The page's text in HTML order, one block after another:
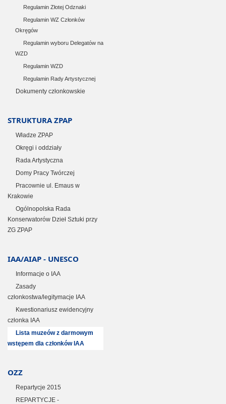
Regulamin Złotej Odznaki
Regulamin WZ Członków
Okręgów
Regulamin wyboru Delegatów na
WZD
Regulamin WZD
Regulamin Rady Artystycznej
Dokumenty członkowskie
STRUKTURA ZPAP
Władze ZPAP
Okręgi i oddziały
Rada Artystyczna
Domy Pracy Twórczej
Pracownie ul. Emaus w
Krakowie
Ogólnopolska Rada
Konserwatorów Dzieł Sztuki przy
ZG ZPAP
IAA/AIAP - UNESCO
Informacje o IAA
Zasady
członkostwa/legitymacje IAA
Kwestionariusz ewidencyjny
członka IAA
Lista muzeów z darmowym
wstępem dla członków IAA
OZZ
Repartycje 2015
REPARTYCJE -